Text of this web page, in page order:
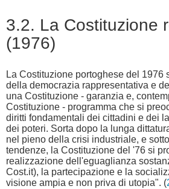
3.2. La Costituzione
(1976)
La Costituzione portoghese del 1976
della democrazia rappresentativa e
una Costituzione - garanzia e,
Costituzione - programma che si
diritti fondamentali dei cittadini e dei
dei poteri. Sorta dopo la lunga
nel pieno della crisi industriale, e
tendenze, la Costituzione del '76 si
realizzazione dell'eguaglianza
Cost.it), la partecipazione e la
visione ampia e non priva di utopia". (